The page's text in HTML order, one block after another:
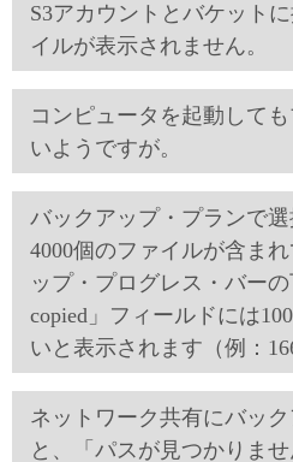
S3アカウントとバケット
イルが表示されません。
コンピュータを起動して
いようですが。
バックアップ・プランで
4000個のファイルが含ま
ップ・プログレス・バー
copied」フィールドには
いと表示されます（例：
ネットワーク共有にバッ
と、「パスが見つかりま